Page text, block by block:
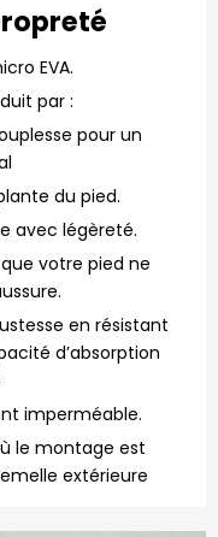
EVA.
par :
pour un
du pied.
avec légèreté.
votre pied ne
en résistant
d’absorption
imperméable.
le montage est
extérieure